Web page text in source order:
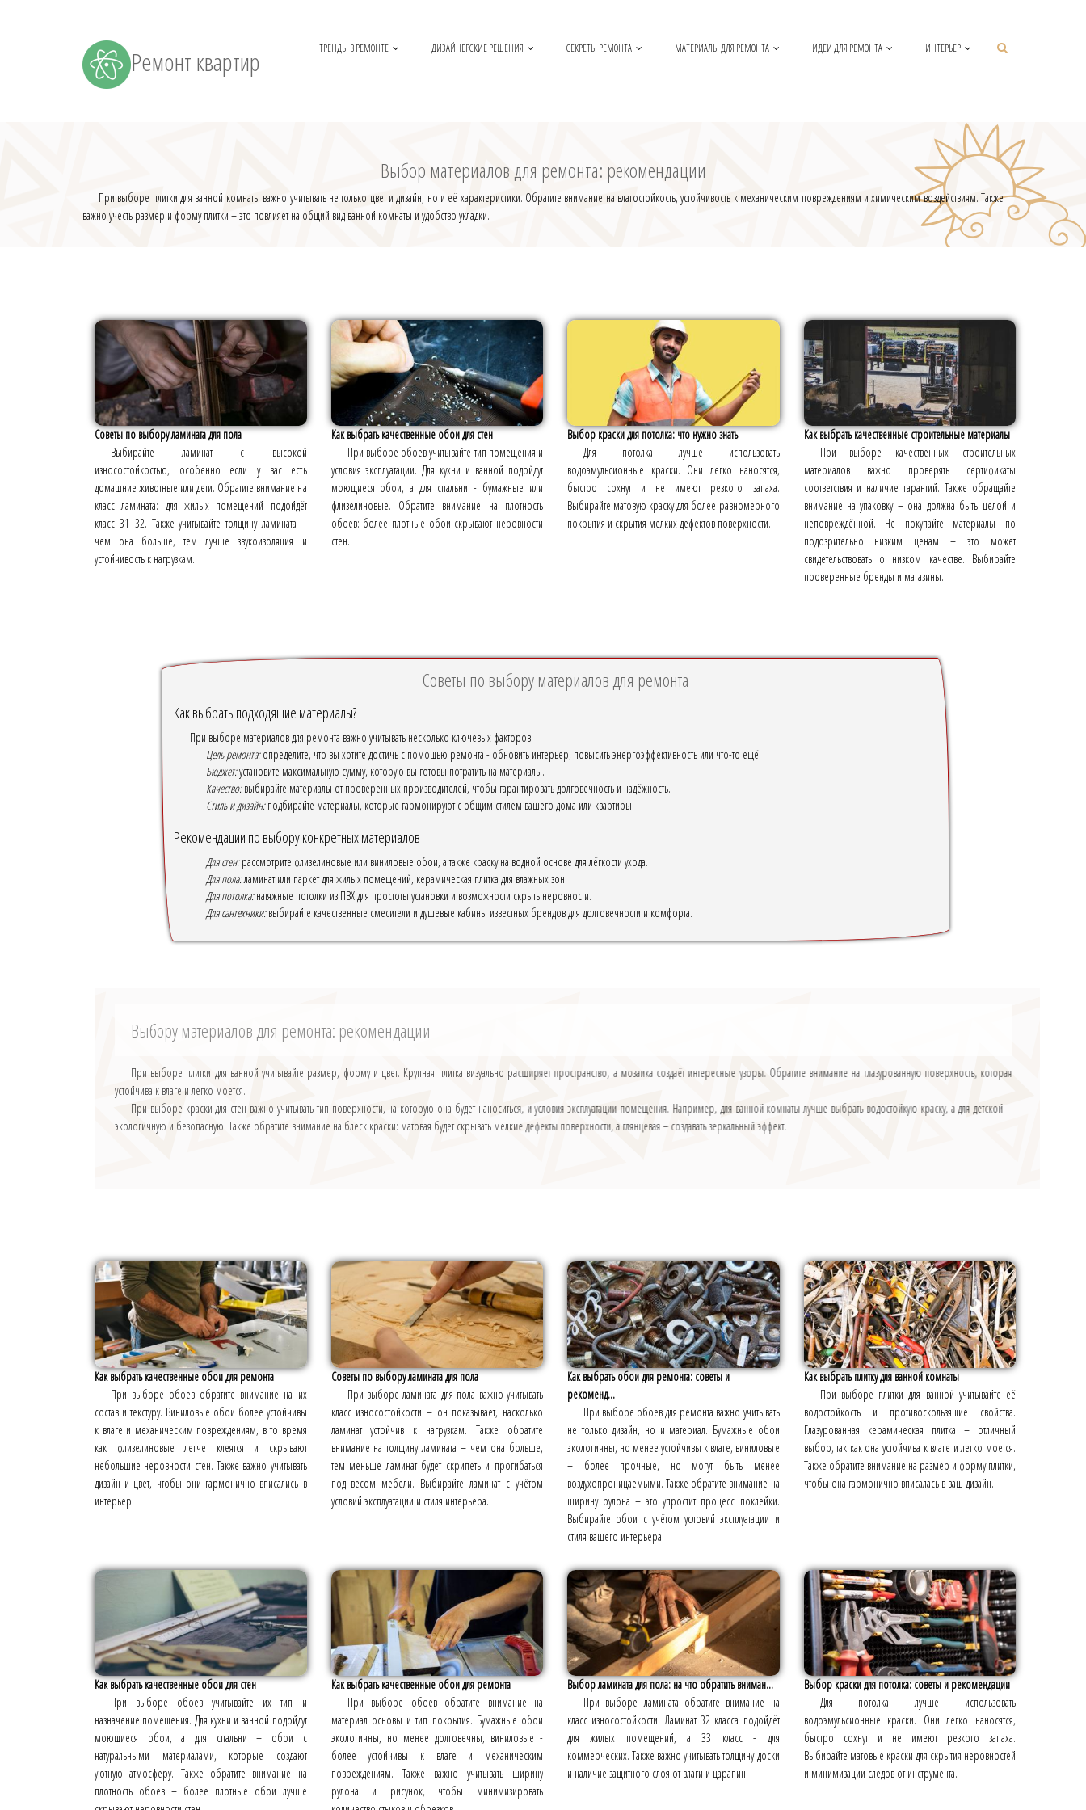
Ремонт квартир ТРЕНДЫ В РЕМОНТЕ ДИЗАЙНЕРСКИЕ РЕШЕНИЯ СЕКРЕТЫ РЕМОНТА МАТЕРИАЛЫ ДЛЯ РЕМОНТА ИДЕИ ДЛЯ РЕМОНТА ИНТЕРЬЕР
Выбор материалов для ремонта: рекомендации
При выборе плитки для ванной комнаты важно учитывать не только цвет и дизайн, но и её характеристики. Обратите внимание на влагостойкость, устойчивость к механическим повреждениям и химическим воздействиям. Также
важно учесть размер и форму плитки – это повлияет на общий вид ванной комнаты и удобство укладки.
Советы по выбору ламината для пола
Выбирайте ламинат с высокой
износостойкостью, особенно если у вас есть
домашние животные или дети. Обратите внимание на
класс ламината: для жилых помещений подойдёт
класс 31–32. Также учитывайте толщину ламината –
чем она больше, тем лучше звукоизоляция и
устойчивость к нагрузкам.
Как выбрать качественные обои для стен
При выборе обоев учитывайте тип помещения и
условия эксплуатации. Для кухни и ванной подойдут
моющиеся обои, а для спальни - бумажные или
флизелиновые. Обратите внимание на плотность
обоев: более плотные обои скрывают неровности
стен.
Выбор краски для потолка: что нужно знать
Для потолка лучше использовать
водоэмульсионные краски. Они легко наносятся,
быстро сохнут и не имеют резкого запаха.
Выбирайте матовую краску для более равномерного
покрытия и скрытия мелких дефектов поверхности.
Как выбрать качественные строительные материалы
При выборе качественных строительных
материалов важно проверять сертификаты
соответствия и наличие гарантий. Также обращайте
внимание на упаковку – она должна быть целой и
неповреждённой. Не покупайте материалы по
подозрительно низким ценам – это может
свидетельствовать о низком качестве. Выбирайте
проверенные бренды и магазины.
Советы по выбору материалов для ремонта
Как выбрать подходящие материалы?
При выборе материалов для ремонта важно учитывать несколько ключевых факторов:
Цель ремонта:определите, что вы хотите достичь с помощью ремонта - обновить интерьер, повысить энергоэффективность или что-то ещё.
Бюджет:установите максимальную сумму, которую вы готовы потратить на материалы.
Качество:выбирайте материалы от проверенных производителей, чтобы гарантировать долговечность и надёжность.
Стиль и дизайн:подбирайте материалы, которые гармонируют с общим стилем вашего дома или квартиры.
Рекомендации по выбору конкретных материалов
Для стен:рассмотрите флизелиновые или виниловые обои, а также краску на водной основе для лёгкости ухода.
Для пола:ламинат или паркет для жилых помещений, керамическая плитка для влажных зон.
Для потолка:натяжные потолки из ПВХ для простоты установки и возможности скрыть неровности.
Для сантехники:выбирайте качественные смесители и душевые кабины известных брендов для долговечности и комфорта.
Выбору материалов для ремонта: рекомендации
При выборе плитки для ванной учитывайте размер, форму и цвет. Крупная плитка визуально расширяет пространство, а мозаика создаёт интересные узоры. Обратите внимание на глазурованную поверхность, которая
устойчива к влаге и легко моется.
При выборе краски для стен важно учитывать тип поверхности, на которую она будет наноситься, и условия эксплуатации помещения. Например, для ванной комнаты лучше выбрать водостойкую краску, а для детской –
экологичную и безопасную. Также обратите внимание на блеск краски: матовая будет скрывать мелкие дефекты поверхности, а глянцевая – создавать зеркальный эффект.
Как выбрать качественные обои для ремонта
При выборе обоев обратите внимание на их
состав и текстуру. Виниловые обои более устойчивы
к влаге и механическим повреждениям, в то время
как флизелиновые легче клеятся и скрывают
небольшие неровности стен. Также важно учитывать
дизайн и цвет, чтобы они гармонично вписались в
интерьер.
Советы по выбору ламината для пола
При выборе ламината для пола важно учитывать
класс износостойкости – он показывает, насколько
ламинат устойчив к нагрузкам. Также обратите
внимание на толщину ламината – чем она больше,
тем меньше ламинат будет скрипеть и прогибаться
под весом мебели. Выбирайте ламинат с учётом
условий эксплуатации и стиля интерьера.
Как выбрать обои для ремонта: советы и
рекоменд...
При выборе обоев для ремонта важно учитывать
не только дизайн, но и материал. Бумажные обои
экологичны, но менее устойчивы к влаге, виниловые
– более прочные, но могут быть менее
воздухопроницаемыми. Также обратите внимание на
ширину рулона – это упростит процесс поклейки.
Выбирайте обои с учётом условий эксплуатации и
стиля вашего интерьера.
Как выбрать плитку для ванной комнаты
При выборе плитки для ванной учитывайте её
водостойкость и противоскользящие свойства.
Глазурованная керамическая плитка – отличный
выбор, так как она устойчива к влаге и легко моется.
Также обратите внимание на размер и форму плитки,
чтобы она гармонично вписалась в ваш дизайн.
Как выбрать качественные обои для стен
При выборе обоев учитывайте их тип и
назначение помещения. Для кухни и ванной подойдут
моющиеся обои, а для спальни – обои с
натуральными материалами, которые создают
уютную атмосферу. Также обратите внимание на
плотность обоев – более плотные обои лучше
Как выбрать качественные обои для ремонта
При выборе обоев обратите внимание на
материал основы и тип покрытия. Бумажные обои
экологичны, но менее долговечны, виниловые -
более устойчивы к влаге и механическим
повреждениям. Также важно учитывать ширину
рулона и рисунок, чтобы минимизировать
Выбор ламината для пола: на что обратить вниман...
При выборе ламината обратите внимание на
класс износостойкости. Ламинат 32 класса подойдёт
для жилых помещений, а 33 класс - для
коммерческих. Также важно учитывать толщину доски
и наличие защитного слоя от влаги и царапин.
Выбор краски для потолка: советы и рекомендации
Для потолка лучше использовать
водоэмульсионные краски. Они легко наносятся,
быстро сохнут и не имеют резкого запаха.
Выбирайте матовые краски для скрытия неровностей
и минимизации следов от инструмента.